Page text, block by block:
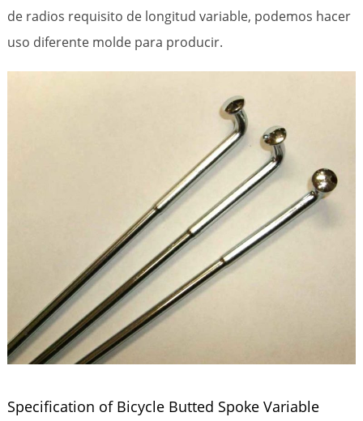
de radios requisito de longitud variable, podemos hacer
uso diferente molde para producir.
Specification of Bicycle Butted Spoke Variable